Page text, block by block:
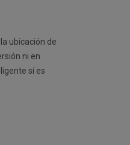
ubicación de
ni en
sí es